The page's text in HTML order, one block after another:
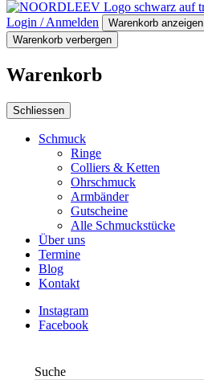
Login / Anmelden Warenkorb anzeigen
Warenkorb verbergen
Warenkorb
Schliessen
Schmuck
Ringe
Colliers & Ketten
Ohrschmuck
Armbänder
Gutscheine
Alle Schmuckstücke
Über uns
Termine
Blog
Kontakt
Instagram
Facebook
Suche